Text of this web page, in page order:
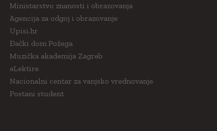
Ministarstvo znanosti i obrazovanja
Agencija za odgoj i obrazovanje
Upisi.hr
Đački dom Požega
Muzička akademija Zagreb
eLektire
Nacionalni centar za vanjsko vrednovanje
Postani student